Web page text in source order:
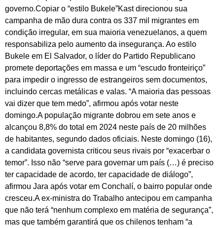
governo.Copiar o “estilo Bukele”Kast direcionou sua
campanha de mão dura contra os 337 mil migrantes em
condição irregular, em sua maioria venezuelanos, a quem
responsabiliza pelo aumento da insegurança. Ao estilo
Bukele em El Salvador, o líder do Partido Republicano
promete deportações em massa e um “escudo fronteiriço”
para impedir o ingresso de estrangeiros sem documentos,
incluindo cercas metálicas e valas. “A maioria das pessoas
vai dizer que tem medo”, afirmou após votar neste
domingo.A população migrante dobrou em sete anos e
alcançou 8,8% do total em 2024 neste país de 20 milhões
de habitantes, segundo dados oficiais. Neste domingo (16),
a candidata governista criticou seus rivais por “exacerbar o
temor”. Isso não “serve para governar um país (…) é preciso
ter capacidade de acordo, ter capacidade de diálogo”,
afirmou Jara após votar em Conchalí, o bairro popular onde
cresceu.A ex-ministra do Trabalho antecipou em campanha
que não terá “nenhum complexo em matéria de segurança”,
mas que também garantirá que os chilenos tenham “a